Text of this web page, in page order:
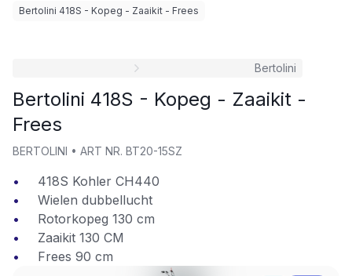
Bertolini 418S - Kopeg - Zaaikit - Frees
Bertolini
Bertolini 418S - Kopeg - Zaaikit -
Frees
BERTOLINI • ART NR. BT20-15SZ
418S Kohler CH440
Wielen dubbellucht
Rotorkopeg 130 cm
Zaaikit 130 CM
Frees 90 cm